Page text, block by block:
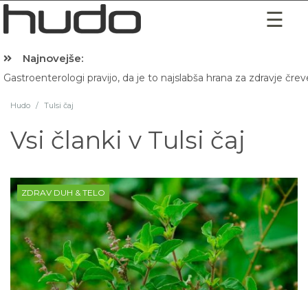
Najnovejše:
Gastroenterologi pravijo, da je to najslabša hrana za zdravje
Hudo / Tulsi čaj
Vsi članki v Tulsi čaj
ZDRAV DUH & TELO